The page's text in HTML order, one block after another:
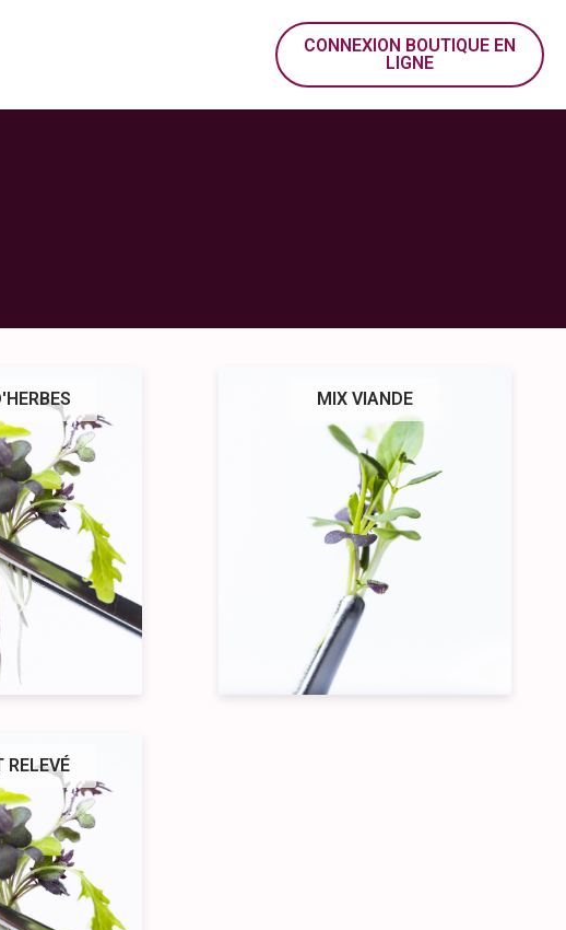
CONNEXION BOUTIQUE EN
LIGNE
MIX VIANDE
RELEVÉ